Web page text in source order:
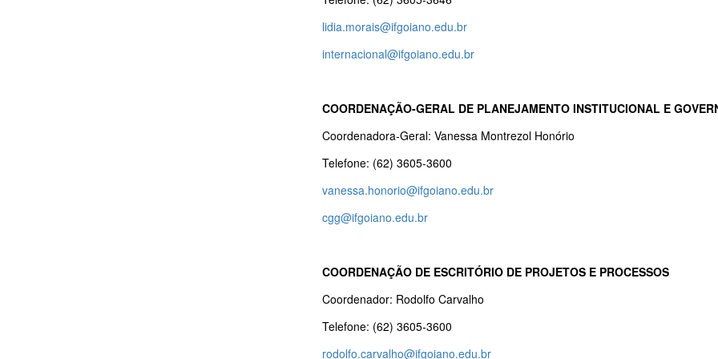
lidia.morais@ifgoiano.edu.br
internacional@ifgoiano.edu.br
COORDENAÇÃO-GERAL DE PLANEJAMENTO INSTITUCIONAL E
Coordenadora-Geral: Vanessa Montrezol Honório
Telefone: (62) 3605-3600
vanessa.honorio@ifgoiano.edu.br
cgg@ifgoiano.edu.br
COORDENAÇÃO DE ESCRITÓRIO DE PROJETOS E PROCESSOS
Coordenador: Rodolfo Carvalho
Telefone: (62) 3605-3600
rodolfo.carvalho@ifgoiano.edu.br